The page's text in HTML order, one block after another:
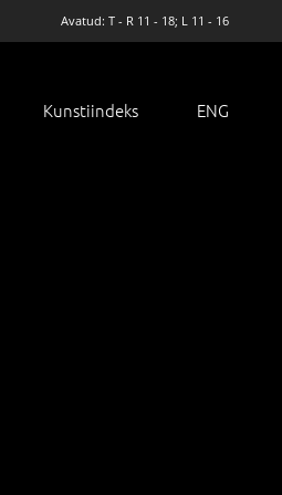
Avatud: T - R 11 - 18; L 11 - 16
Kunstiindeks ENG